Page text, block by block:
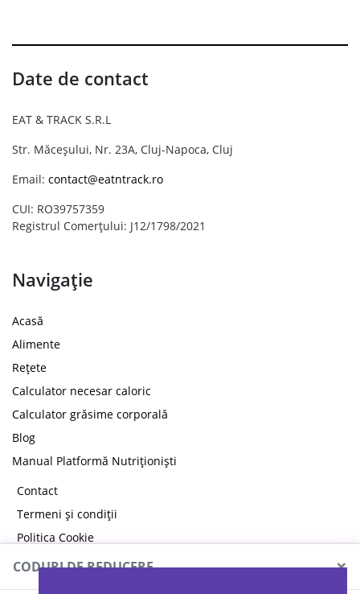
Date de contact
EAT & TRACK S.R.L
Str. Măceșului, Nr. 23A, Cluj-Napoca, Cluj
Email: contact@eatntrack.ro
CUI: RO39757359
Registrul Comerțului: J12/1798/2021
Navigație
Acasă
Alimente
Rețete
Calculator necesar caloric
Calculator grăsime corporală
Blog
Manual Platformă Nutriționiști
Contact
Termeni și condiții
Politica Cookie
Politica de confidențialitate
CODURI DE REDUCERE ×